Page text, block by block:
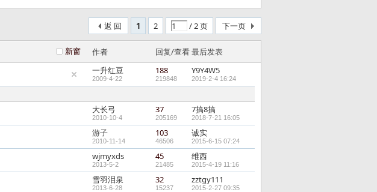
1 2 / 2 页 下一页
返 回
新窗 作者 回复/查看最后发表
一升红豆
2009-4-22
188
219848
Y9Y4W5
2019-2-4 16:24
大长弓
2010-10-4
37
205169
7搞8搞
2018-7-21 16:05
游子
2010-11-14
103
46506
诚实
2015-6-15 07:24
wjmyxds
2013-5-2
45
21485
维西
2015-4-19 11:16
雪羽泪泉
2013-6-28
32
15237
zztgy111
2015-2-27 09:35